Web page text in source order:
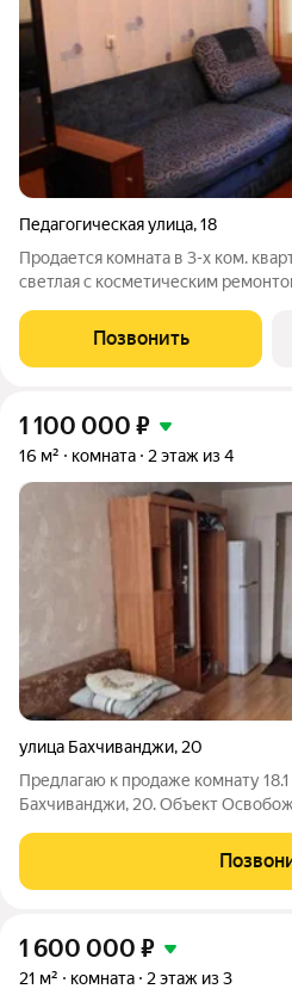
Педагогическая улица,18
Продается комната в 3-х ком.
светлая с косметическим
детская поликлиника. В шаговой
общественного транспорта:
Позвонить
1 100 000 ₽
16 м² комната 2 этаж из 4
улица Бахчиванджи, 20
Предлагаю к продаже комнату
Бахчиванджи, 20. Объект
объекта в нашей базе: 18955
1 600 000 ₽
21 м² комната 2 этаж из 3